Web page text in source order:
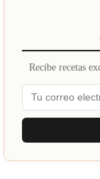
Recibe recetas